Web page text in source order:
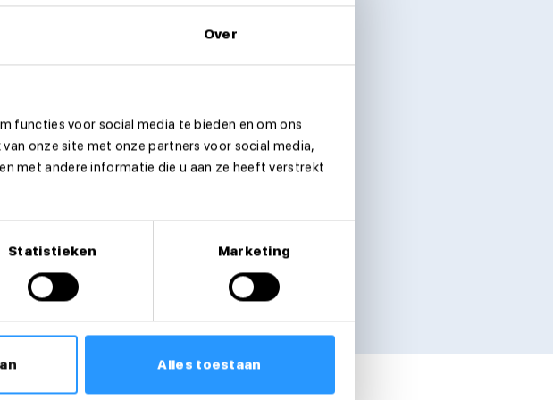
Over
functies voor social media te bieden en om ons
onze site met onze partners voor social media,
met andere informatie die u aan ze heeft verstrekt
Statistieken Marketing
Alles toestaan